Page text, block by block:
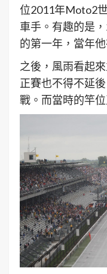
位2011年Moto2
車手。有趣的是
的第一年，當年
之後，風雨看起
正賽也不得不延
戰。而當時的竿